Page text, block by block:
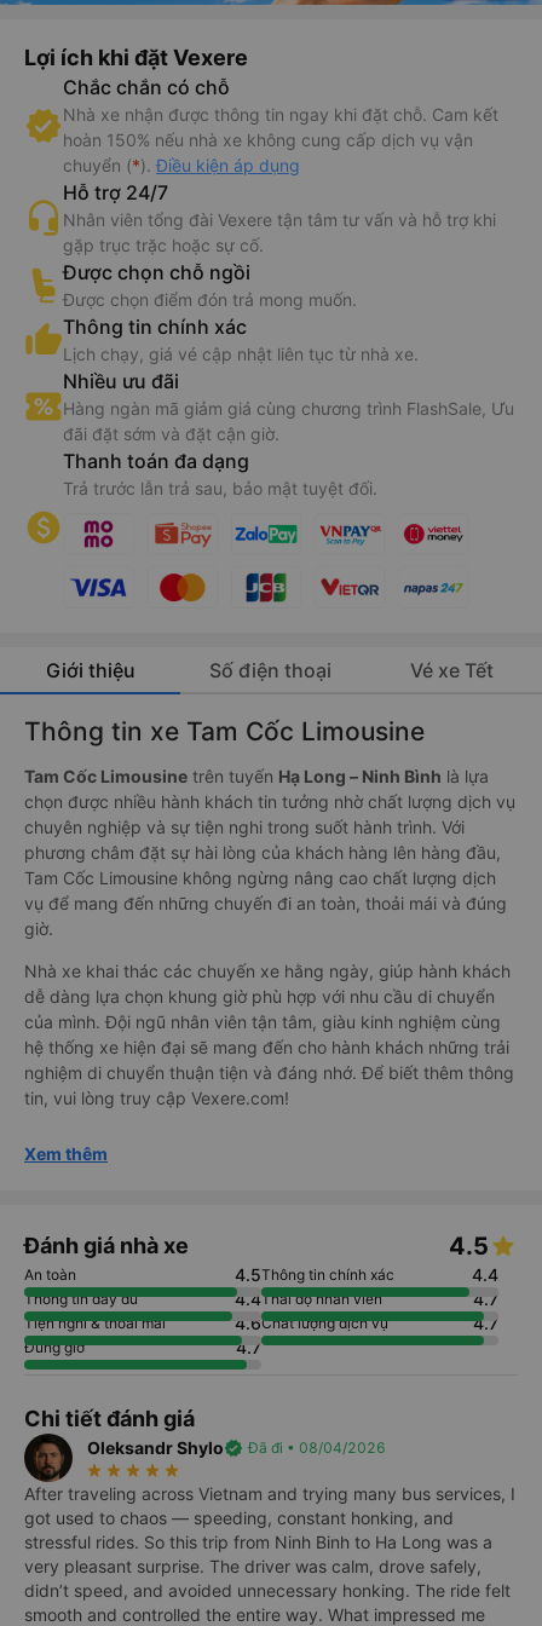
Lợi ích khi đặt Vexere
Chắc chắn có chỗ
Nhà xe nhận được thông tin ngay khi đặt chỗ. Cam kết
hoàn 150% nếu nhà xe không cung cấp dịch vụ vận
chuyển (*). Điều kiện áp dụng
Hỗ trợ 24/7
Nhân viên tổng đài Vexere tận tâm tư vấn và hỗ trợ khi
gặp trục trặc hoặc sự cố.
Được chọn chỗ ngồi
Được chọn điểm đón trả mong muốn.
Thông tin chính xác
Lịch chạy, giá vé cập nhật liên tục từ nhà xe.
Nhiều ưu đãi
Hàng ngàn mã giảm giá cùng chương trình FlashSale, Ưu
đãi đặt sớm và đặt cận giờ.
Thanh toán đa dạng
Trả trước lẫn trả sau, bảo mật tuyệt đối.
Giới thiệu Số điện thoại Vé xe Tết
Thông tin xe Tam Cốc Limousine
Tam Cốc Limousine trên tuyến Hạ Long – Ninh Bình là lựa
chọn được nhiều hành khách tin tưởng nhờ chất lượng dịch vụ
chuyên nghiệp và sự tiện nghi trong suốt hành trình. Với
phương châm đặt sự hài lòng của khách hàng lên hàng đầu,
Tam Cốc Limousine không ngừng nâng cao chất lượng dịch
vụ để mang đến những chuyến đi an toàn, thoải mái và đúng
giờ.
Nhà xe khai thác các chuyến xe hằng ngày, giúp hành khách
dễ dàng lựa chọn khung giờ phù hợp với nhu cầu di chuyển
của mình. Đội ngũ nhân viên tận tâm, giàu kinh nghiệm cùng
hệ thống xe hiện đại sẽ mang đến cho hành khách những trải
nghiệm di chuyển thuận tiện và đáng nhớ. Để biết thêm thông
tin, vui lòng truy cập Vexere.com!
Xem thêm
Đánh giá nhà xe 4.5
An toàn 4.5Thông tin chính xác 4.4
Thông tin đầy đủ 4.4Thái độ nhân viên 4.7
Tiện nghi & thoải mái 4.6Chất lượng dịch vụ 4.7
Đúng giờ 4.7
Chi tiết đánh giá
Oleksandr Shyloverified Đã đi • 08/04/2026
star_rate star_rate star_rate star_rate star_rate
After traveling across Vietnam and trying many bus services, I
got used to chaos — speeding, constant honking, and
stressful rides. So this trip from Ninh Binh to Ha Long was a
very pleasant surprise. The driver was calm, drove safely,
didn’t speed, and avoided unnecessary honking. The ride felt
smooth and controlled the entire way. What impressed me